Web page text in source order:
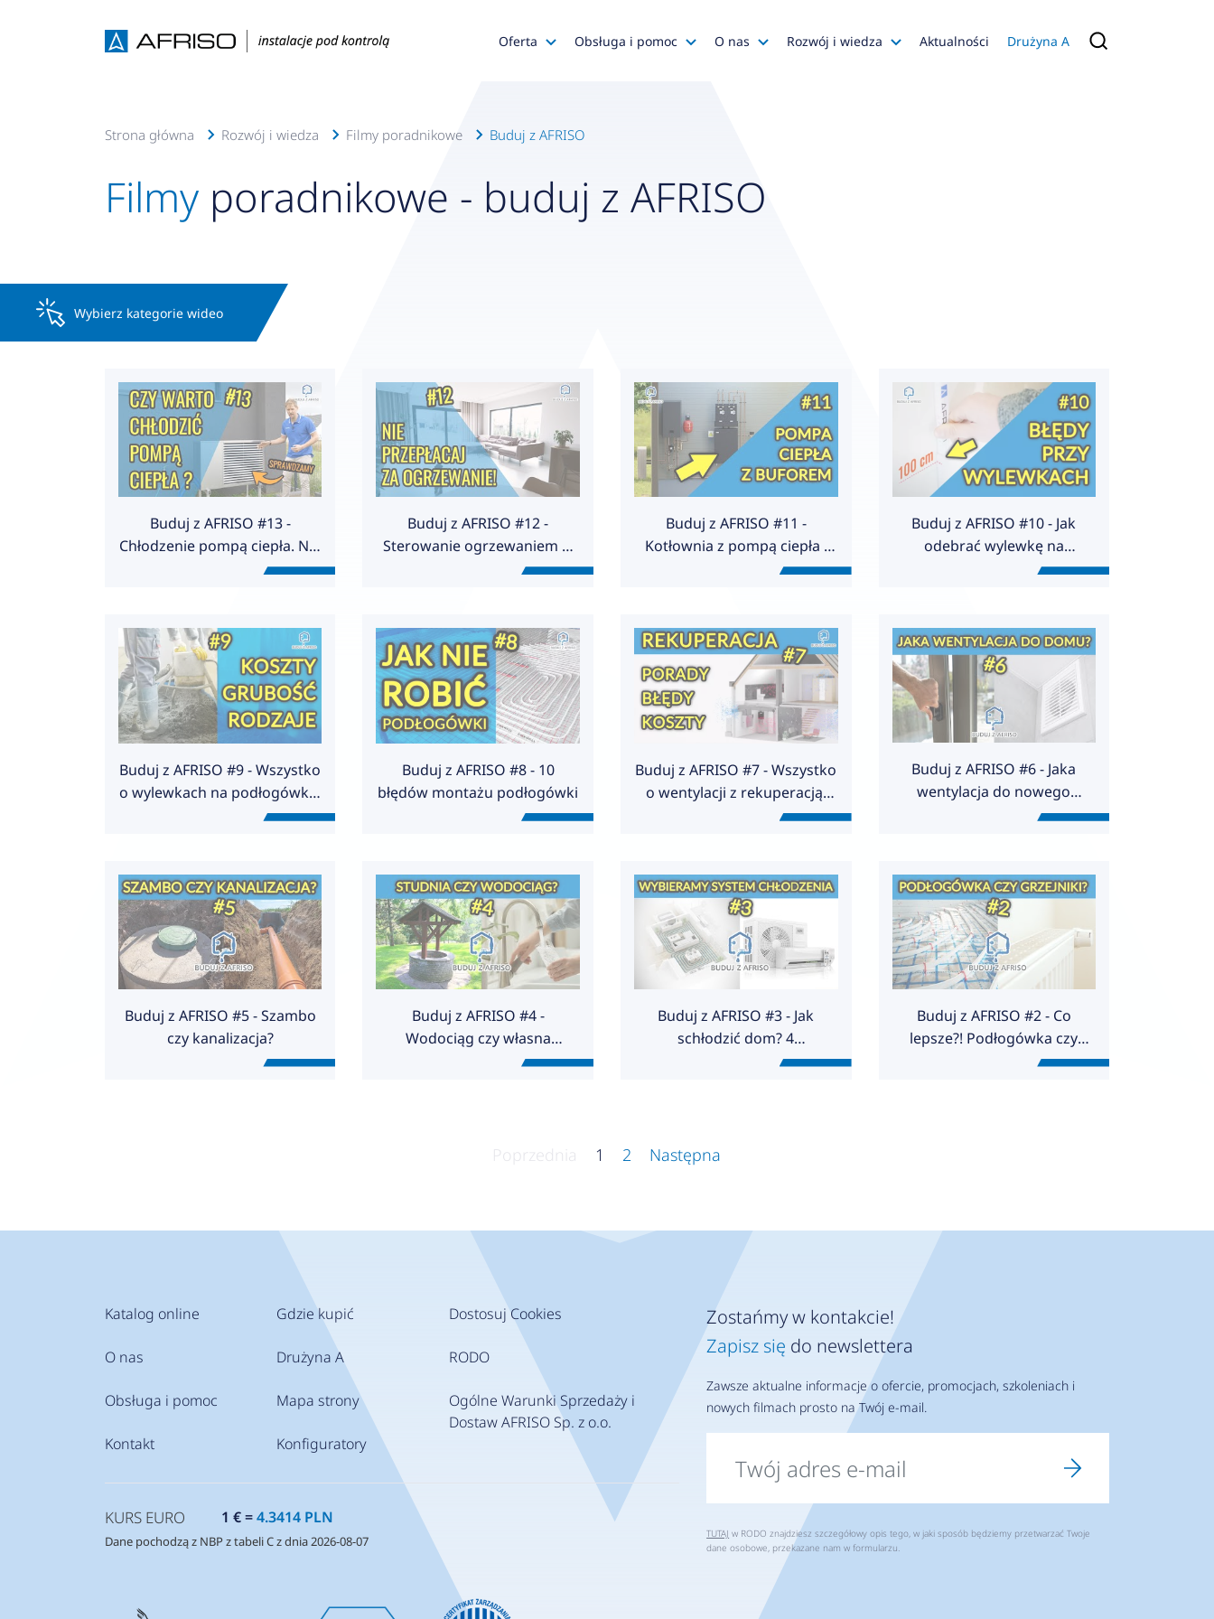
Oferta
Katalog SALUS Controls
Wyprzedaże
Obsługa i pomoc
Wsparcie techniczne
O nas Rozwój i wiedza Aktualności Drużyna A
Strona główna Rozwój i wiedza Filmy poradnikowe Buduj z AFRISO
Filmyporadnikowe - buduj z AFRISO
Wybierz kategorie wideo
Buduj z AFRISO #13 -
Chłodzenie pompą ciepła. Nie
tak to sobie wyobrażali.
Buduj z AFRISO #12 -
Sterowanie ogrzewaniem w
nowoczesnym domu z
Buduj z AFRISO #11 -
Kotłownia z pompą ciepła i
Buduj z AFRISO #10 - Jak
odebrać wylewkę na
podłogówkę?
Buduj z AFRISO #9 - Wszystko
o wylewkach na podłogówkę.
Koszty, rodzaje, podpowiedzi.
Buduj z AFRISO #8 - 10
błędów montażu podłogówki
Buduj z AFRISO #7 - Wszystko
o wentylacji z rekuperacją.
Koszty, błędy, wykonanie.
Buduj z AFRISO #6 - Jaka
wentylacja do nowego
domu? Plusy i minusy kilku
Buduj z AFRISO #5 - Szambo
czy kanalizacja?
Buduj z AFRISO #4 -
Wodociąg czy własna
Buduj z AFRISO #3 - Jak
schłodzić dom? 4
sprawdzone sposoby
Buduj z AFRISO #2 - Co
lepsze?! Podłogówka czy
Poprzednia 1 2 Następna
Katalog online
O nas
Obsługa i pomoc
Kontakt
Gdzie kupić
Drużyna A
Mapa strony
Konfiguratory
Dostosuj Cookies
RODO
Ogólne Warunki Sprzedaży i
Dostaw AFRISO Sp. z o.o.
Zostańmy w kontakcie!
Zapisz się do newslettera
Zawsze aktualne informacje o ofercie, promocjach, szkoleniach i
nowych filmach prosto na Twój e-mail.
TUTAJ w RODO znajdziesz szczegółowy opis tego, w jaki sposób będziemy przetwarzać Twoje
dane osobowe, przekazane nam w formularzu.
KURS EURO 1 € =4.3414 PLN
Dane pochodzą z NBP z tabeli C z dnia 2026-08-07